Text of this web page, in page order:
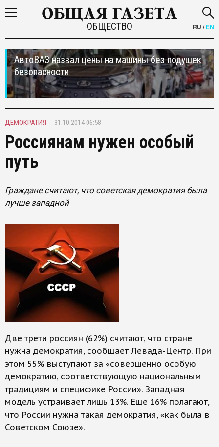
ОБЩЕСТВО RU /EN
АвтоВАЗ назвал цены на машины без подушек
безопасности
ДЕМОКРАТИЯ 31.10.2014 06:58
Россиянам нужен особый
путь
Граждане считают, что советская демократия была
лучше западной
Две трети россиян (62%) считают, что стране
нужна демократия, сообщает Левада-Центр. При
этом 55% выступают за «совершенно особую
демократию, соответствующую национальным
традициям и специфике России». Западная
модель устраивает лишь 13%. Еще 16% полагают,
что России нужна такая демократия, «как была в
Советском Союзе».